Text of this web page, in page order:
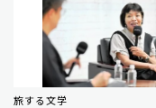
旅する文学